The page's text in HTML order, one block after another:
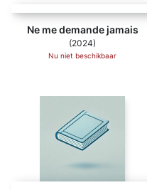
Ne me demande jamais
(2024)
Nu niet beschikbaar